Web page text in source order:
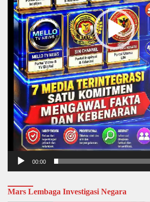
00:00
Mars Lembaga Investigasi Negara